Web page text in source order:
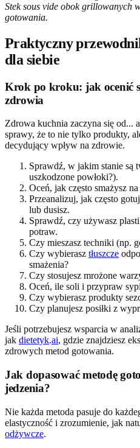
Stek sous vide obok grillowanych
gotowania.
Praktyczny
dla siebie
Krok po kroku: jak ocenić
zdrowia
Zdrowa kuchnia zaczyna się od...
sprawy, że to nie tylko produkty,
decydujący wpływ na zdrowie.
Sprawdź, w jakim stanie są
uszkodzone powłoki?).
Oceń, jak często smażysz
Przeanalizuj, jak często
lub dusisz.
Sprawdź, czy używasz
potraw.
Czy mieszasz techniki (np.
Czy wybierasz tłuszcze
smażenia?
Czy stosujesz mrożone
Oceń, ile soli i przypraw
Czy wybierasz produkty
Czy planujesz posiłki z
Jeśli potrzebujesz wsparcia w
jak dietetyk.ai, gdzie znajdziesz
zdrowych metod gotowania.
Jak dopasować metodę
jedzenia?
Nie każda metoda pasuje do
elastyczność i zrozumienie, jak
odżywcze.